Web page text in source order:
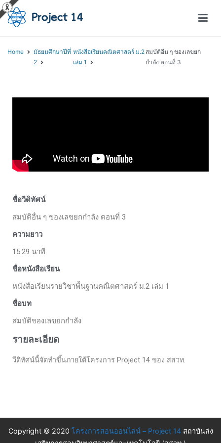
Home
มัธยมศึกษาปีที่
2
หนังสือเรียนคณิตศาสตร์ ม.2
เล่ม 1
สมบัติอื่น ๆ ของเลขยก
กำลัง ตอนที่ 3
ชื่อวีดิทัศน์
สมบัติอื่น ๆ ของเลขยกกำลัง ตอนที่ 3
ความยาว
15.29 นาที
ชื่อหนังสือเรียน
หนังสือเรียนรายวิชาพื้นฐานคณิตศาสตร์ ม.2 เล่ม 1
ชื่อบท
สมบัติของเลขยกกำลัง
รายละเอียด
วีดิทัศน์นี้จัดทำขึ้นภายใต้โครงการ Project 14 ของ สสวท.
Copyright © 2020 โครงการสอนออนไลน์ – Project 14สถาบันส่ง